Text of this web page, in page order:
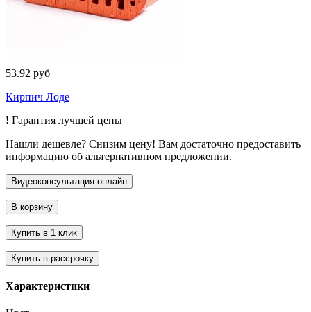
53.92 руб
Кирпич Лоде
! Гарантия лучшей цены
Нашли дешевле? Снизим цену! Вам достаточно предоставить
информацию об альтернативном предложении.
Характеристики